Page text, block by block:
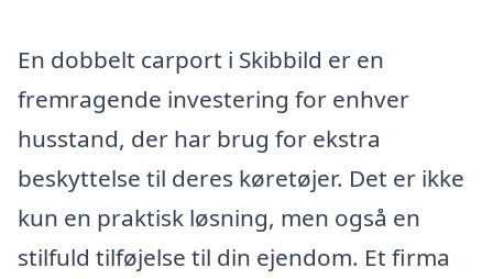
En dobbelt carport i Skibbild er en
fremragende investering for enhver
husstand, der har brug for ekstra
beskyttelse til deres køretøjer. Det er ikke
kun en praktisk løsning, men også en
stilfuld tilføjelse til din ejendom. Et firma